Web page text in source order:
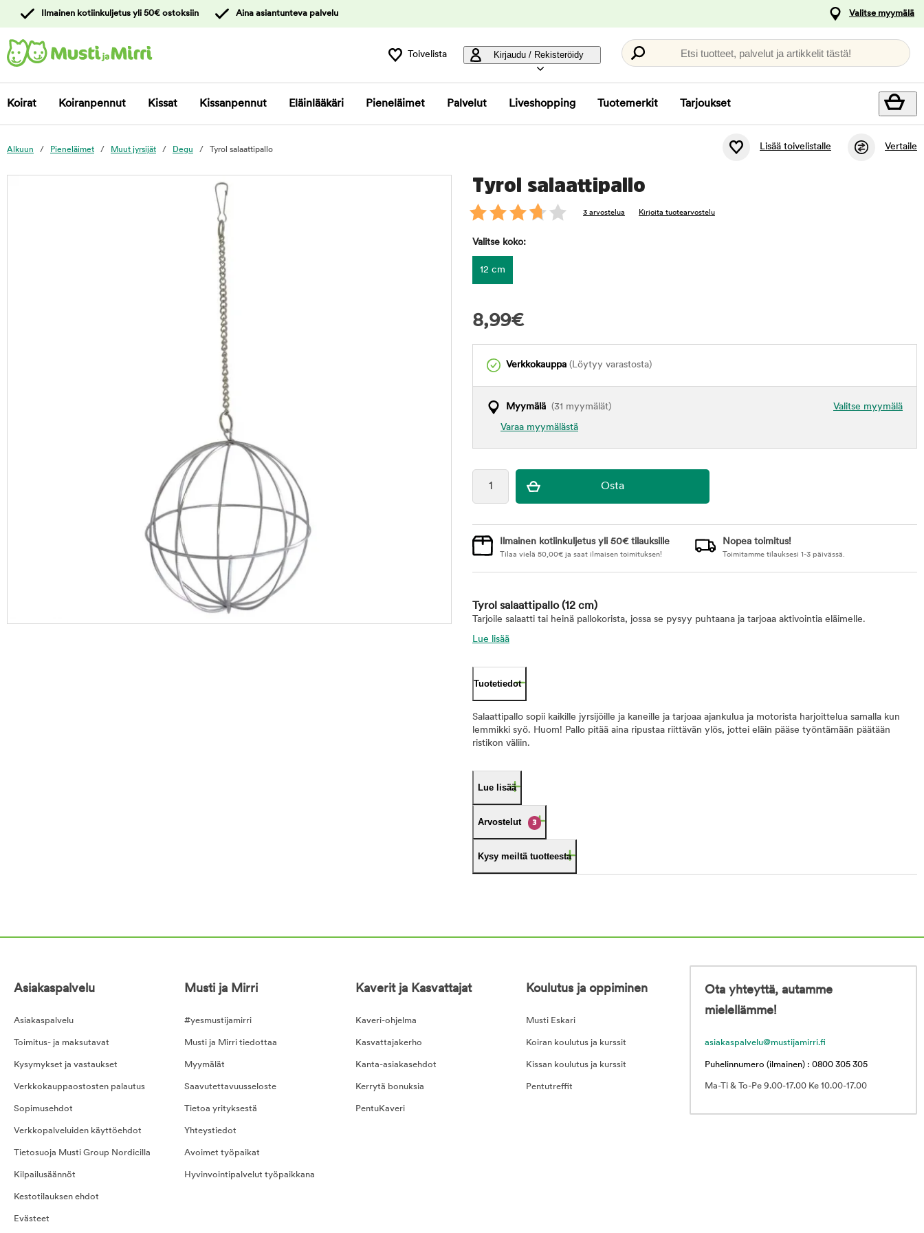
asiakaspalveluun
Ilmainen kotiinkuljetus yli 50€ ostoksiin Aina asiantunteva palvelu Valitse myymälä
Toivelista Kirjaudu / Rekisteröidy Etsi tuotteet, palvelut ja artikkelit tästä!
Koirat Koiranpennut Kissat Kissanpennut Eläinlääkäri Pieneläimet Palvelut Liveshopping Tuotemerkit Tarjoukset
Alkuun Pieneläimet Muut jyrsijät Degu Tyrol salaattipallo Lisää toivelistalle Vertaile
Tyrol salaattipallo
3 arvostelua Kirjoita tuotearvostelu
Valitse koko:
12 cm
8,99€
Verkkokauppa (Löytyy varastosta)
Valitse myymälä
Myymälä (31 myymälät)
Varaa myymälästä
Ilmainen kotiinkuljetus yli 50€ tilauksille
Tilaa vielä 50,00€ ja saat ilmaisen toimituksen!
Nopea toimitus!
Toimitamme tilauksesi 1-3 päivässä.
Tyrol salaattipallo(12 cm)
Tarjoile salaatti tai heinä pallokorista, jossa se pysyy puhtaana ja tarjoaa aktivointia eläimelle.
Lue lisää
Tuotetiedot
Salaattipallo sopii kaikille jyrsijöille ja kaneille ja tarjoaa ajankulua ja motorista harjoittelua samalla kun
lemmikki syö. Huom! Pallo pitää aina ripustaa riittävän ylös, jottei eläin pääse työntämään päätään
ristikon väliin.
Lue lisää
Arvostelut 3
Kysy meiltä tuotteesta
Asiakaspalvelu
Asiakaspalvelu
Toimitus- ja maksutavat
Kysymykset ja vastaukset
Verkkokauppaostosten palautus
Sopimusehdot
Verkkopalveluiden käyttöehdot
Tietosuoja Musti Group Nordicilla
Kilpailusäännöt
Kestotilauksen ehdot
Evästeet
Musti ja Mirri
#yesmustijamirri
Musti ja Mirri tiedottaa
Myymälät
Saavutettavuusseloste
Tietoa yrityksestä
Yhteystiedot
Avoimet työpaikat
Hyvinvointipalvelut työpaikkana
Kaverit ja Kasvattajat
Kaveri-ohjelma
Kasvattajakerho
Kanta-asiakasehdot
Kerrytä bonuksia
PentuKaveri
Koulutus ja oppiminen
Musti Eskari
Koiran koulutus ja kurssit
Kissan koulutus ja kurssit
Pentutreffit
Ota yhteyttä, autamme
mielellämme!
asiakaspalvelu@mustijamirri.fi
Puhelinnumero (ilmainen) : 0800 305 305
Ma-Ti & To-Pe 9.00-17.00 Ke 10.00-17.00